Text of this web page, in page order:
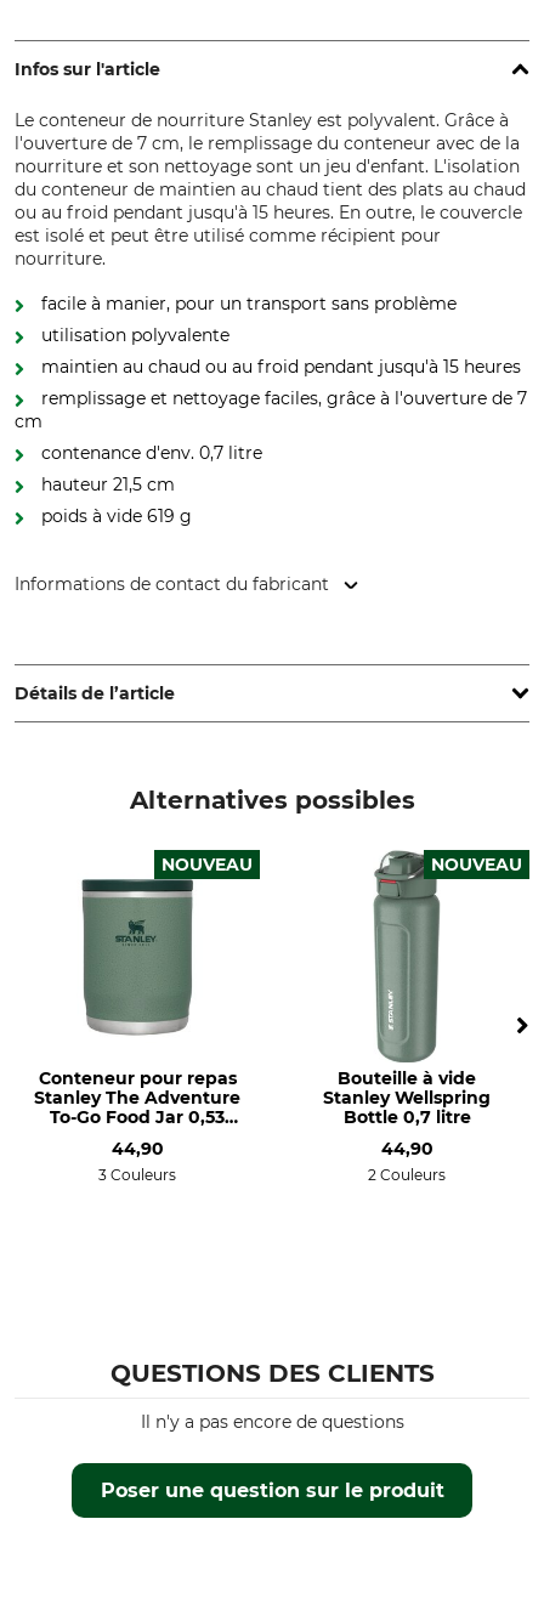
Infos sur l'article
Le conteneur de nourriture Stanley est polyvalent. Grâce à
l'ouverture de 7 cm, le remplissage du conteneur avec de la
nourriture et son nettoyage sont un jeu d'enfant. L'isolation
du conteneur de maintien au chaud tient des plats au chaud
ou au froid pendant jusqu'à 15 heures. En outre, le couvercle
est isolé et peut être utilisé comme récipient pour
nourriture.
facile à manier, pour un transport sans problème
utilisation polyvalente
maintien au chaud ou au froid pendant jusqu'à 15 heures
remplissage et nettoyage faciles, grâce à l'ouverture de 7
cm
contenance d'env. 0,7 litre
hauteur 21,5 cm
poids à vide 619 g
Informations de contact du fabricant
Amsterdam, Netherlands, www.eu.stanley1913.com
Détails de l’article
Food Jar Classic 0,7 litre
Alternatives possibles
NOUVEAU
Conteneur pour repas
Stanley The Adventure
To-Go Food Jar 0,53
44,90
3 Couleurs
NOUVEAU
Bouteille à vide
Stanley Wellspring
Bottle 0,7 litre
44,90
2 Couleurs
QUESTIONS DES CLIENTS
Poser une question sur le produit
Il n'y a pas encore de questions